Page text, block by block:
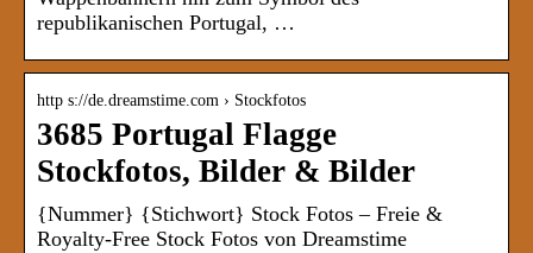
republikanischen Portugal, …
http s://de.dreamstime.com › Stockfotos
3685 Portugal Flagge
Stockfotos, Bilder & Bilder
{Nummer} {Stichwort} Stock Fotos – Freie &
Royalty-Free Stock Fotos von Dreamstime